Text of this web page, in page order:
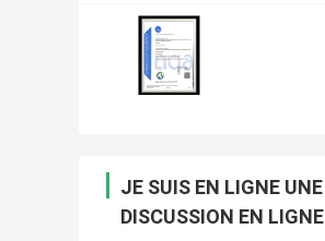
JE SUIS EN LIGNE UNE
DISCUSSION EN LIGNE